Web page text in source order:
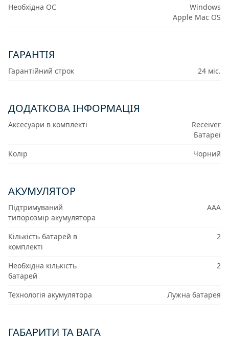
Необхідна ОС
Windows
Apple Mac OS
ГАРАНТІЯ
Гарантійний строк 24 міс.
ДОДАТКОВА ІНФОРМАЦІЯ
Аксесуари в комплекті
Receiver
Батареї
Колір
Чорний
АКУМУЛЯТОР
Підтримуваний
типорозмір акумулятора
AAA
Кількість батарей в
комплекті
2
Необхідна кількість
батарей
2
Технологія акумулятора Лужна батарея
ГАБАРИТИ ТА ВАГА